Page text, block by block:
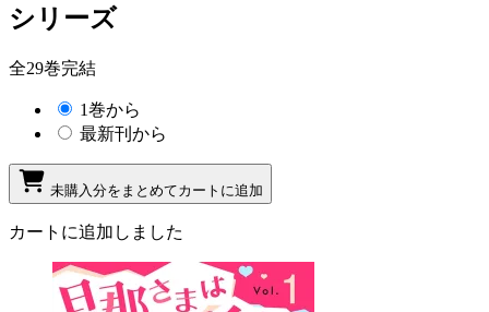
シリーズ
全29巻完結
1巻から
最新刊から
未購入分をまとめてカートに追加
カートに追加しました